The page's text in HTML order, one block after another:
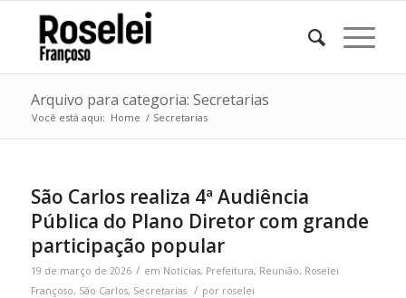
Arquivo para categoria: Secretarias
Você está aqui: Home / Secretarias
São Carlos realiza 4ª Audiência
Pública do Plano Diretor com grande
participação popular
19 de março de 2026 / em Notícias, Prefeitura, Reunião, Roselei
Françoso, São Carlos, Secretarias / por roselei